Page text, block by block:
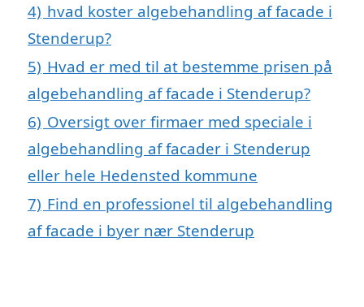
4) hvad koster algebehandling af facade i
Stenderup?
5) Hvad er med til at bestemme prisen på
algebehandling af facade i Stenderup?
6) Oversigt over firmaer med speciale i
algebehandling af facader i Stenderup
eller hele Hedensted kommune
7) Find en professionel til algebehandling
af facade i byer nær Stenderup